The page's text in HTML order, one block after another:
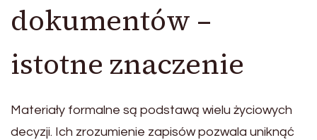
dokumentów –
istotne znaczenie
Materiały formalne są podstawą wielu życiowych
decyzji. Ich zrozumienie zapisów pozwala uniknąć